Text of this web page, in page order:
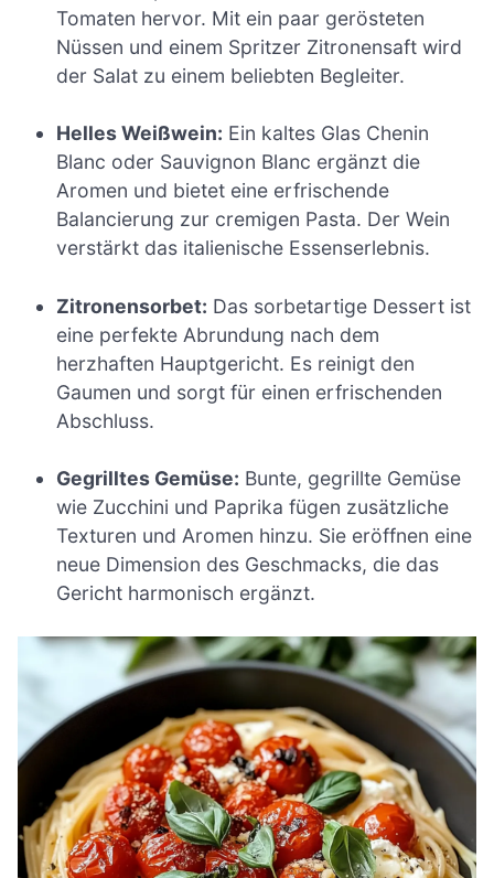
Tomaten hervor. Mit ein paar gerösteten
Nüssen und einem Spritzer Zitronensaft wird
der Salat zu einem beliebten Begleiter.
Helles Weißwein: Ein kaltes Glas Chenin
Blanc oder Sauvignon Blanc ergänzt die
Aromen und bietet eine erfrischende
Balancierung zur cremigen Pasta. Der Wein
verstärkt das italienische Essenserlebnis.
Zitronensorbet: Das sorbetartige Dessert ist
eine perfekte Abrundung nach dem
herzhaften Hauptgericht. Es reinigt den
Gaumen und sorgt für einen erfrischenden
Abschluss.
Gegrilltes Gemüse: Bunte, gegrillte Gemüse
wie Zucchini und Paprika fügen zusätzliche
Texturen und Aromen hinzu. Sie eröffnen eine
neue Dimension des Geschmacks, die das
Gericht harmonisch ergänzt.